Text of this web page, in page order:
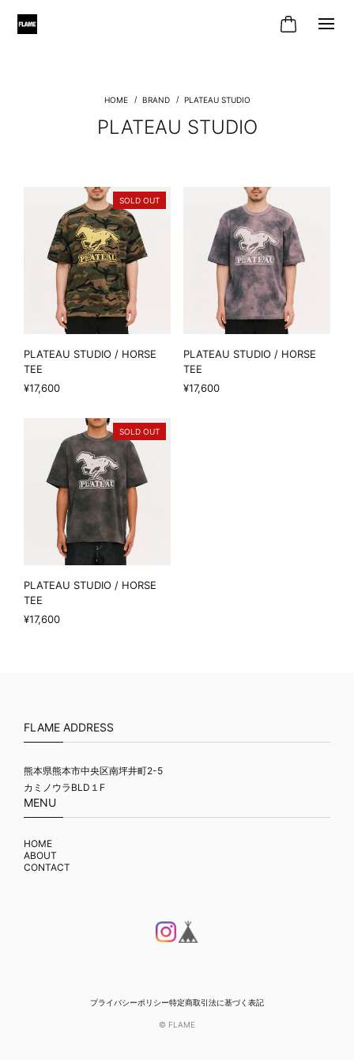
BRAND PLATEAU STUDIO
PLATEAU STUDIO
SOLD OUT
PLATEAU STUDIO / HORSE
TEE
¥17,600
PLATEAU STUDIO / HORSE
TEE
¥17,600
SOLD OUT
PLATEAU STUDIO / HORSE
TEE
¥17,600
FLAME ADDRESS
熊本県熊本市中央区南坪井町2-5
カミノウラBLD１F
MENU
HOME
ABOUT
CONTACT
プライバシーポリシー特定商取引法に基づく表記
© FLAME